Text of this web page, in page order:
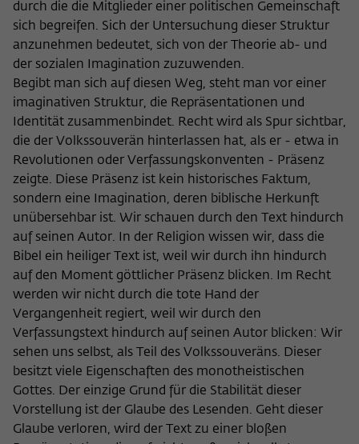
durch die die Mitglieder einer politischen Gemeinschaft
sich begreifen. Sich der Untersuchung dieser Struktur
anzunehmen bedeutet, sich von der Theorie ab- und
der sozialen Imagination zuzuwenden.
Begibt man sich auf diesen Weg, steht man vor einer
imaginativen Struktur, die Repräsentationen und
Identität zusammenbindet. Recht wird als Spur sichtbar,
die der Volkssouverän hinterlassen hat, als er - etwa in
Revolutionen oder Verfassungskonventen - Präsenz
zeigte. Diese Präsenz ist kein historisches Faktum,
sondern eine Imagination, deren biblische Herkunft
unübersehbar ist. Wir schauen durch den Text hindurch
auf seinen Autor. In der Religion wissen wir, dass die
Bibel ein heiliger Text ist, weil wir durch ihn hindurch
auf den Moment göttlicher Präsenz blicken. Im Recht
werden wir nicht durch die tote Hand der
Vergangenheit regiert, weil wir durch den
Verfassungstext hindurch auf seinen Autor blicken: Wir
sehen uns selbst, als Teil des Volkssouveräns. Dieser
besitzt viele Eigenschaften des monotheistischen
Gottes. Der einzige Grund für die Stabilität dieser
Vorstellung ist der Glaube des Lesenden. Geht dieser
Glaube verloren, wird der Text zu einer bloßen